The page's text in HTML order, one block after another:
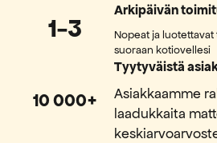
1-3
Arkipäivän
Nopeat ja
suoraan kotiovellesi
10 000+
Tyytyväistä
Asiakkaamme
laadukkaita